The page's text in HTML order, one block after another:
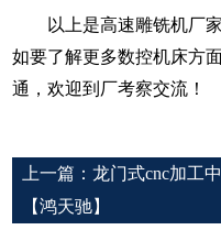
以上是高速雕铣机厂
如要了解更多数控机床方
通，欢迎到厂考察交流！
上一篇： 龙门式cnc加工
【鸿天驰】